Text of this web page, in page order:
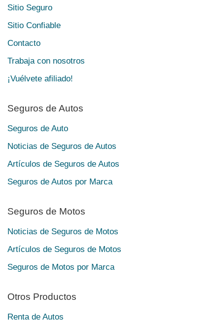
Sitio Seguro
Sitio Confiable
Contacto
Trabaja con nosotros
¡Vuélvete afiliado!
Seguros de Autos
Seguros de Auto
Noticias de Seguros de Autos
Artículos de Seguros de Autos
Seguros de Autos por Marca
Seguros de Motos
Noticias de Seguros de Motos
Artículos de Seguros de Motos
Seguros de Motos por Marca
Otros Productos
Renta de Autos